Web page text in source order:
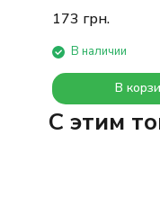
173 грн.
В наличии
В
C этим